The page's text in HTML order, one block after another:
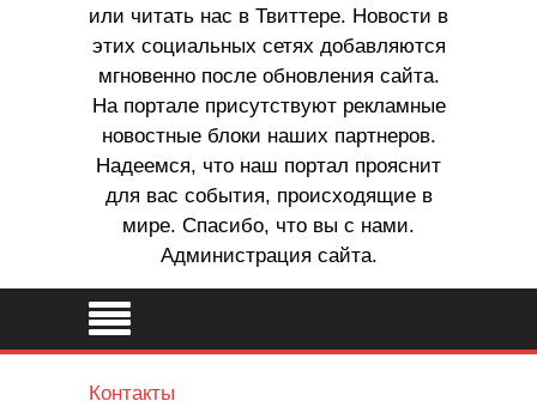
или читать нас в Твиттере. Новости в
этих социальных сетях добавляются
мгновенно после обновления сайта.
На портале присутствуют рекламные
новостные блоки наших партнеров.
Надеемся, что наш портал прояснит
для вас события, происходящие в
мире. Спасибо, что вы с нами.
Администрация сайта.
Контакты